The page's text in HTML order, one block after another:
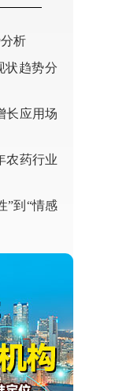
析
状趋势分
长应用场
农药行业
”到“情感